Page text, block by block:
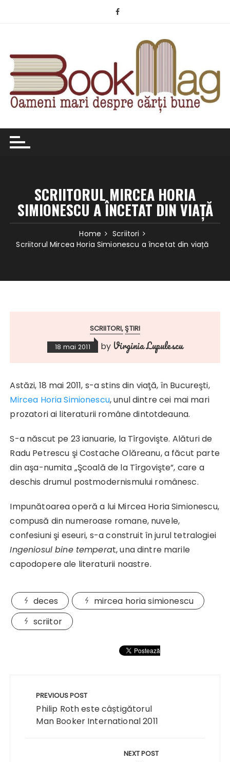
SCRIITORUL MIRCEA HORIA
SIMIONESCU A ÎNCETAT DIN VIAȚĂ
Home
Scriitori
Scriitorul Mircea Horia Simionescu a încetat din viață
SCRIITORI ŞTIRI
18 mai 2011 by Virginia Lupulescu
Astăzi, 18 mai 2011, s-a stins din viaţă, în Bucureşti,
Mircea Horia Simionescu, unul dintre cei mai mari
prozatori ai literaturii române dintotdeauna.
S-a născut pe 23 ianuarie, la Tîrgovişte. Alături de
Radu Petrescu şi Costache Olăreanu, a făcut parte
din aşa-numita „Şcoală de la Tîrgovişte”, care a
deschis drumul postmodernismului românesc.
Impunătoarea operă a lui Mircea Horia Simionescu,
compusă din numeroase romane, nuvele,
confesiuni şi eseuri, s-a construit în jurul tetralogiei
Ingeniosul bine temperat, una dintre marile
capodopere ale literaturii noastre.
deces
mircea horia simionescu
scriitor
articole
PREVIOUS POST
Philip Roth este câștigătorul
Man Booker International 2011
NEXT POST